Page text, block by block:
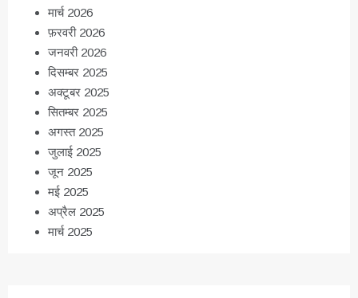
मार्च 2026
फ़रवरी 2026
जनवरी 2026
दिसम्बर 2025
अक्टूबर 2025
सितम्बर 2025
अगस्त 2025
जुलाई 2025
जून 2025
मई 2025
अप्रैल 2025
मार्च 2025